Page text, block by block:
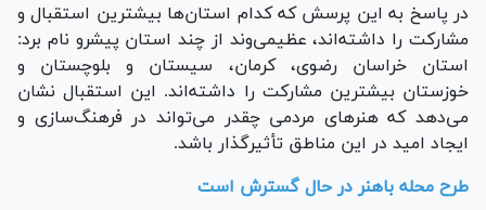
در پاسخ به این پرسش که کدام استان‌ها بیشترین استقبال و
مشارکت را داشته‌اند، عظیمی‌وند از چند استان پیشرو نام برد:
استان خراسان رضوی، کرمان، سیستان و بلوچستان و
خوزستان بیشترین مشارکت را داشته‌اند. این استقبال نشان
می‌دهد که هنر‌های مردمی چقدر می‌تواند در فرهنگ‌سازی و
ایجاد امید در این مناطق تأثیرگذار باشد.
طرح محله باهنر در حال گسترش است